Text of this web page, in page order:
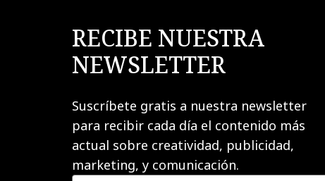
RECIBE NUESTRA
NEWSLETTER
Suscríbete gratis a nuestra newsletter
para recibir cada día el contenido más
actual sobre creatividad, publicidad,
marketing, y comunicación.